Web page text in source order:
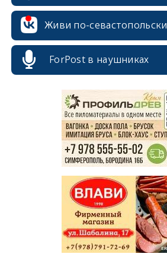
Живи по-севастопольски
ForPost в наушниках